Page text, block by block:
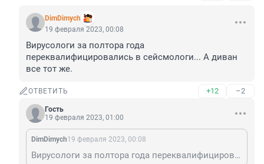
DimDimych
19 февраля 2023, 00:08
Вирусологи за полтора года
переквалифицировались в сейсмологи... А диван
все тот же.
ОТВЕТИТЬ +12 –2
Гость
19 февраля 2023, 01:00
DimDimych19 февраля 2023, 00:08
Вирусологи за полтора года переквалифицировались в сейсмологи... А диван все тот же.